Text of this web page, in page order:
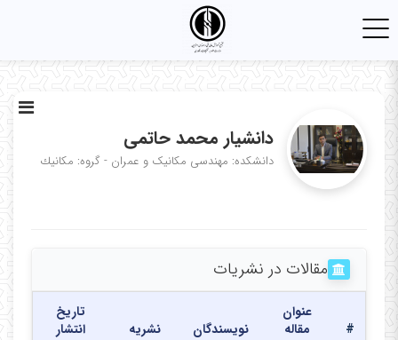
Toggle
navigation
دانشیار محمد حاتمی
دانشکده: مهندسی مکانیک و عمران - گروه: مكانيك
مقالات در نشریات
#
عنوان
مقاله
نویسندگان نشریه
تاریخ
انتشار